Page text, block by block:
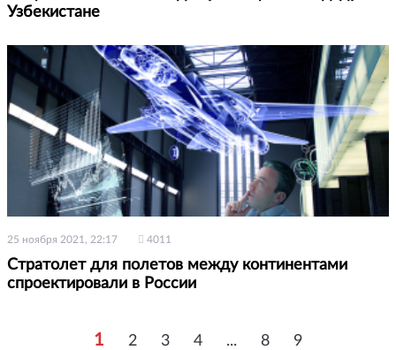
Узбекистане
25 ноября 2021, 22:17 4011
Стратолет для полетов между континентами
спроектировали в России
1 2 3 4 ... 8 9